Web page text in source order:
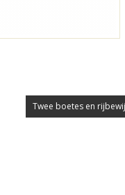
Twee boetes en